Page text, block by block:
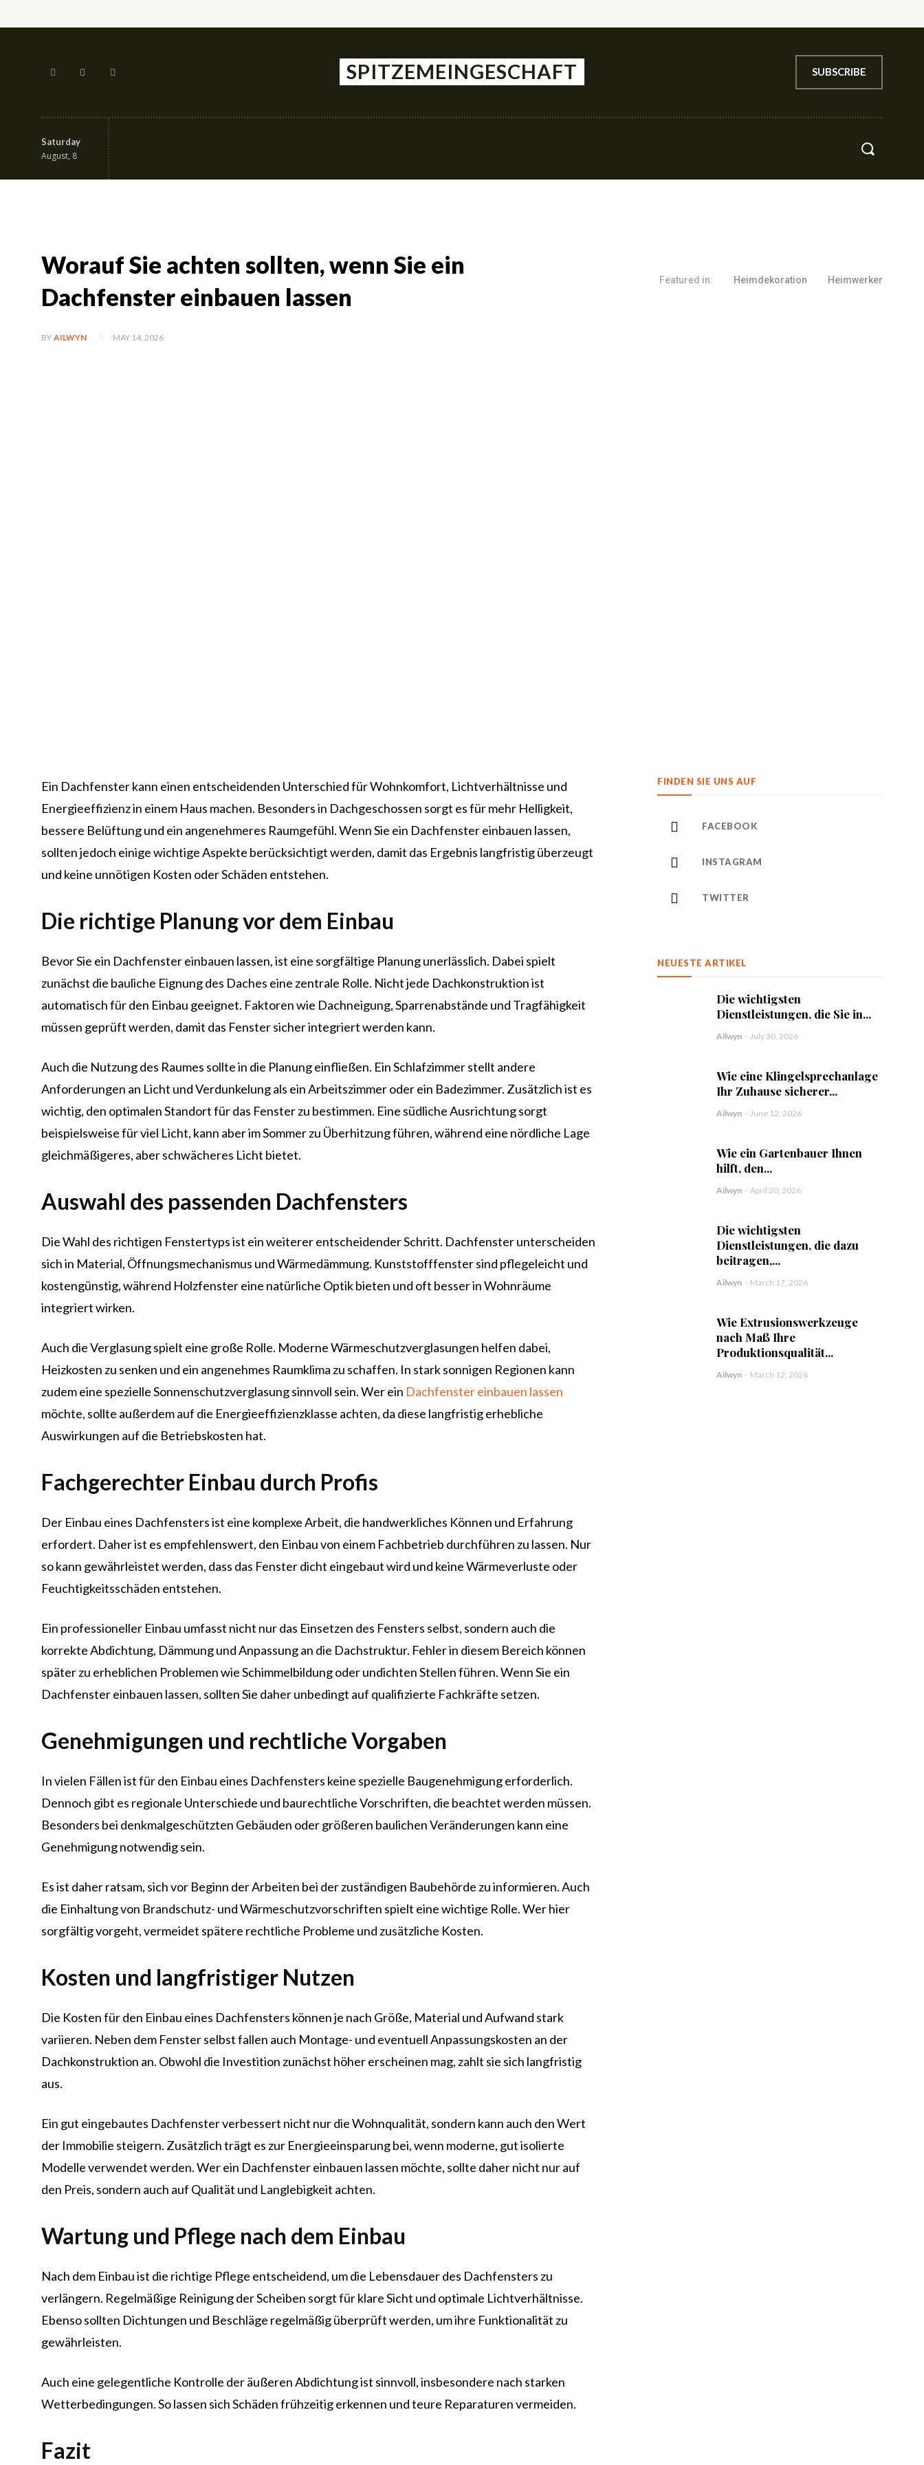
SPITZEMEINGESCHAFT SUBSCRIBE
Saturday
August, 8
Worauf Sie achten sollten, wenn Sie ein
Dachfenster einbauen lassen
Featured in: Heimdekoration Heimwerker
BY AILWYN MAY 14, 2026
Ein Dachfenster kann einen entscheidenden Unterschied für Wohnkomfort, Lichtverhältnisse und
Energieeffizienz in einem Haus machen. Besonders in Dachgeschossen sorgt es für mehr Helligkeit,
bessere Belüftung und ein angenehmeres Raumgefühl. Wenn Sie ein Dachfenster einbauen lassen,
sollten jedoch einige wichtige Aspekte berücksichtigt werden, damit das Ergebnis langfristig überzeugt
und keine unnötigen Kosten oder Schäden entstehen.
Die richtige Planung vor dem Einbau
Bevor Sie ein Dachfenster einbauen lassen, ist eine sorgfältige Planung unerlässlich. Dabei spielt
zunächst die bauliche Eignung des Daches eine zentrale Rolle. Nicht jede Dachkonstruktion ist
automatisch für den Einbau geeignet. Faktoren wie Dachneigung, Sparrenabstände und Tragfähigkeit
müssen geprüft werden, damit das Fenster sicher integriert werden kann.
Auch die Nutzung des Raumes sollte in die Planung einfließen. Ein Schlafzimmer stellt andere
Anforderungen an Licht und Verdunkelung als ein Arbeitszimmer oder ein Badezimmer. Zusätzlich ist es
wichtig, den optimalen Standort für das Fenster zu bestimmen. Eine südliche Ausrichtung sorgt
beispielsweise für viel Licht, kann aber im Sommer zu Überhitzung führen, während eine nördliche Lage
gleichmäßigeres, aber schwächeres Licht bietet.
Auswahl des passenden Dachfensters
Die Wahl des richtigen Fenstertyps ist ein weiterer entscheidender Schritt. Dachfenster unterscheiden
sich in Material, Öffnungsmechanismus und Wärmedämmung. Kunststofffenster sind pflegeleicht und
kostengünstig, während Holzfenster eine natürliche Optik bieten und oft besser in Wohnräume
integriert wirken.
Auch die Verglasung spielt eine große Rolle. Moderne Wärmeschutzverglasungen helfen dabei,
Heizkosten zu senken und ein angenehmes Raumklima zu schaffen. In stark sonnigen Regionen kann
zudem eine spezielle Sonnenschutzverglasung sinnvoll sein. Wer ein Dachfenster einbauen lassen
möchte, sollte außerdem auf die Energieeffizienzklasse achten, da diese langfristig erhebliche
Auswirkungen auf die Betriebskosten hat.
Fachgerechter Einbau durch Profis
Der Einbau eines Dachfensters ist eine komplexe Arbeit, die handwerkliches Können und Erfahrung
erfordert. Daher ist es empfehlenswert, den Einbau von einem Fachbetrieb durchführen zu lassen. Nur
so kann gewährleistet werden, dass das Fenster dicht eingebaut wird und keine Wärmeverluste oder
Feuchtigkeitsschäden entstehen.
Ein professioneller Einbau umfasst nicht nur das Einsetzen des Fensters selbst, sondern auch die
korrekte Abdichtung, Dämmung und Anpassung an die Dachstruktur. Fehler in diesem Bereich können
später zu erheblichen Problemen wie Schimmelbildung oder undichten Stellen führen. Wenn Sie ein
Dachfenster einbauen lassen, sollten Sie daher unbedingt auf qualifizierte Fachkräfte setzen.
Genehmigungen und rechtliche Vorgaben
In vielen Fällen ist für den Einbau eines Dachfensters keine spezielle Baugenehmigung erforderlich.
Dennoch gibt es regionale Unterschiede und baurechtliche Vorschriften, die beachtet werden müssen.
Besonders bei denkmalgeschützten Gebäuden oder größeren baulichen Veränderungen kann eine
Genehmigung notwendig sein.
Es ist daher ratsam, sich vor Beginn der Arbeiten bei der zuständigen Baubehörde zu informieren. Auch
die Einhaltung von Brandschutz- und Wärmeschutzvorschriften spielt eine wichtige Rolle. Wer hier
sorgfältig vorgeht, vermeidet spätere rechtliche Probleme und zusätzliche Kosten.
Kosten und langfristiger Nutzen
Die Kosten für den Einbau eines Dachfensters können je nach Größe, Material und Aufwand stark
variieren. Neben dem Fenster selbst fallen auch Montage- und eventuell Anpassungskosten an der
Dachkonstruktion an. Obwohl die Investition zunächst höher erscheinen mag, zahlt sie sich langfristig
aus.
Ein gut eingebautes Dachfenster verbessert nicht nur die Wohnqualität, sondern kann auch den Wert
der Immobilie steigern. Zusätzlich trägt es zur Energieeinsparung bei, wenn moderne, gut isolierte
Modelle verwendet werden. Wer ein Dachfenster einbauen lassen möchte, sollte daher nicht nur auf
den Preis, sondern auch auf Qualität und Langlebigkeit achten.
Wartung und Pflege nach dem Einbau
Nach dem Einbau ist die richtige Pflege entscheidend, um die Lebensdauer des Dachfensters zu
verlängern. Regelmäßige Reinigung der Scheiben sorgt für klare Sicht und optimale Lichtverhältnisse.
Ebenso sollten Dichtungen und Beschläge regelmäßig überprüft werden, um ihre Funktionalität zu
gewährleisten.
Auch eine gelegentliche Kontrolle der äußeren Abdichtung ist sinnvoll, insbesondere nach starken
Wetterbedingungen. So lassen sich Schäden frühzeitig erkennen und teure Reparaturen vermeiden.
Fazit
FINDEN SIE UNS AUF
FACEBOOK
INSTAGRAM
TWITTER
NEUESTE ARTIKEL
Die wichtigsten
Dienstleistungen, die Sie in...
Ailwyn - July 30, 2026
Wie eine Klingelsprechanlage
Ihr Zuhause sicherer...
Ailwyn - June 12, 2026
Wie ein Gartenbauer Ihnen
hilft, den...
Ailwyn - April 20, 2026
Die wichtigsten
Dienstleistungen, die dazu
beitragen,...
Ailwyn - March 17, 2026
Wie Extrusionswerkzeuge
nach Maß Ihre
Produktionsqualität...
Ailwyn - March 12, 2026